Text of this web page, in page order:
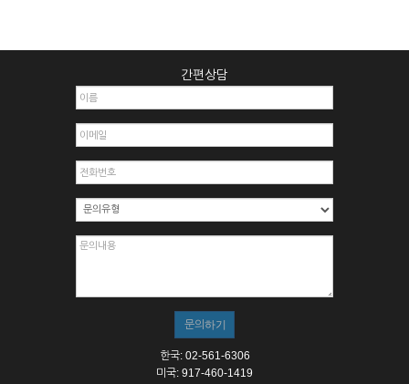
간편상담
한국: 02-561-6306
미국: 917-460-1419